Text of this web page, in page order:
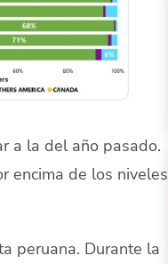
a la del año pasado.
encima de los niveles
peruana. Durante la